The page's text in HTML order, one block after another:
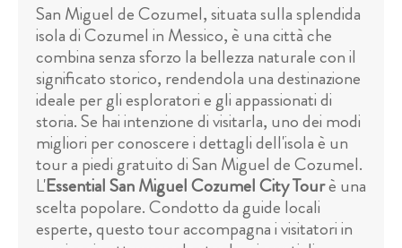
San Miguel de Cozumel, situata sulla splendida
isola di Cozumel in Messico, è una città che
combina senza sforzo la bellezza naturale con il
significato storico, rendendola una destinazione
ideale per gli esploratori e gli appassionati di
storia. Se hai intenzione di visitarla, uno dei modi
migliori per conoscere i dettagli dell'isola è un
tour a piedi gratuito di San Miguel de Cozumel.
L'Essential San Miguel Cozumel City Tourè una
scelta popolare. Condotto da guide locali
esperte, questo tour accompagna i visitatori in